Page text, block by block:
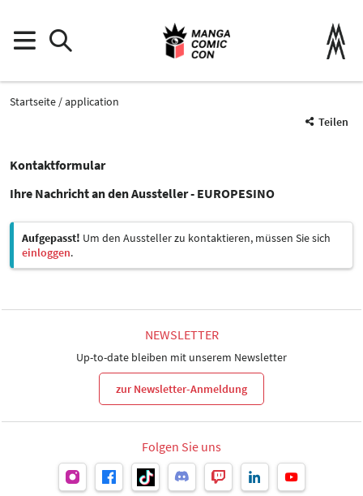
Startseite
application
Teilen
Kontaktformular
Ihre Nachricht an den Aussteller - EUROPESINO
Aufgepasst! Um den Aussteller zu kontaktieren, müssen Sie sich
einloggen.
NEWSLETTER
Up-to-date bleiben mit unserem Newsletter
zur Newsletter-Anmeldung
Folgen Sie uns